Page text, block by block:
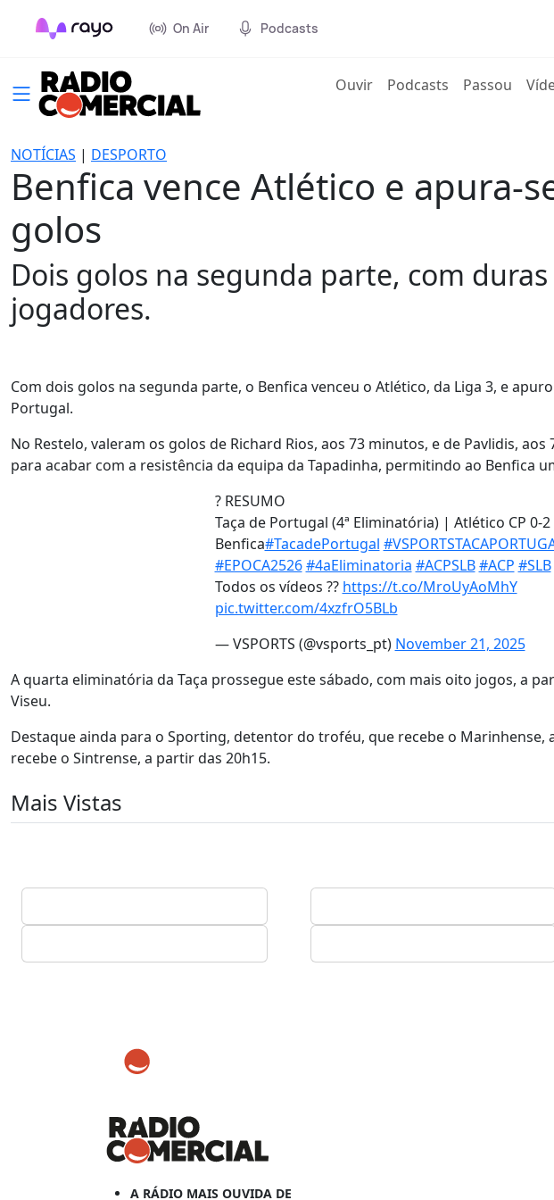
On Air Podcasts
Ouvir(current)
Podcasts Passou
NOTÍCIAS | DESPORTO
Benfica vence Atlético e apura-
golos
Dois golos na segunda parte, com
jogadores.
Com dois golos na segunda parte, o Benfica venceu o Atlético, da Liga 3, e
Portugal.
No Restelo, valeram os golos de Richard Rios, aos 73 minutos, e de Pavlidis,
para acabar com a resistência da equipa da Tapadinha, permitindo ao Benfica
? RESUMO
Taça de Portugal (4ª Eliminatória) | Atlético CP 0-2
Benfica#TacadePortugal
#EPOCA2526 #4aEliminatoria #ACPSLB #ACP #SLB
Todos os vídeos ?? https://t.co/MroUyAoMhY
pic.twitter.com/4xzfrO5BLb
— VSPORTS (@vsports_pt) November 21, 2025
A quarta eliminatória da Taça prossegue este sábado, com mais oito jogos, a
Viseu.
Destaque ainda para o Sporting, detentor do troféu, que recebe o Marinhense,
recebe o Sintrense, a partir das 20h15.
Mais Vistas
A RÁDIO MAIS OUVIDA DE